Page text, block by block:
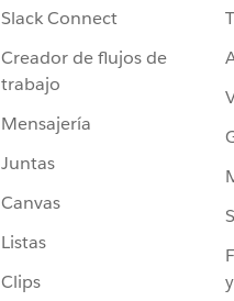
Slack Connect
Creador de flujos de
trabajo
Mensajería
Juntas
Canvas
Listas
Clips